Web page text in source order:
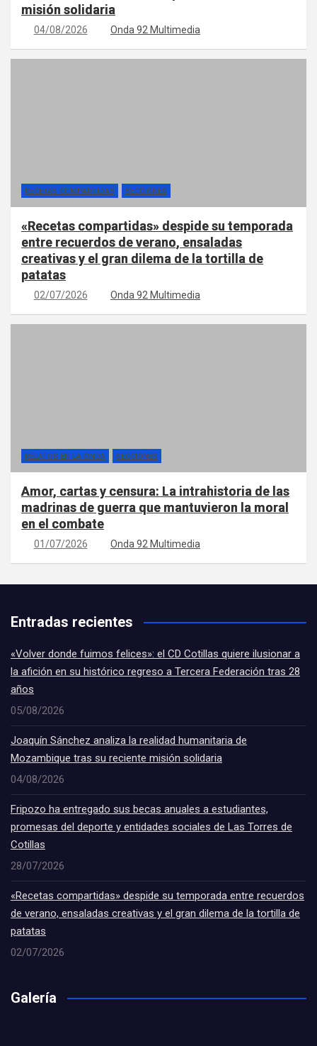
misión solidaria
04/08/2026 Onda 92 Multimedia
RECETAS COMPARTIDAS SECCIONES
«Recetas compartidas» despide su temporada
entre recuerdos de verano, ensaladas
creativas y el gran dilema de la tortilla de
patatas
02/07/2026 Onda 92 Multimedia
RELATOS EN LA ONDA SECCIONES
Amor, cartas y censura: La intrahistoria de las
madrinas de guerra que mantuvieron la moral
en el combate
01/07/2026 Onda 92 Multimedia
Entradas recientes
«Volver donde fuimos felices»: el CD Cotillas quiere ilusionar a
la afición en su histórico regreso a Tercera Federación tras 28
años
05/08/2026
Joaquín Sánchez analiza la realidad humanitaria de
Mozambique tras su reciente misión solidaria
04/08/2026
Fripozo ha entregado sus becas anuales a estudiantes,
promesas del deporte y entidades sociales de Las Torres de
Cotillas
28/07/2026
«Recetas compartidas» despide su temporada entre recuerdos
de verano, ensaladas creativas y el gran dilema de la tortilla de
patatas
02/07/2026
Galería